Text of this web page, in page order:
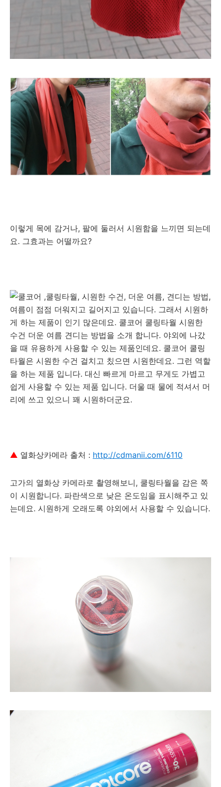
이렇게 목에 감거나, 팔에 둘러서 시원함을 느끼면 되는데
요. 그효과는 어떨까요?
▲ 열화상카메라 출처 : http://cdmanii.com/6110
고가의 열화상 카메라로 촬영해보니, 쿨링타월을 감은 쪽
이 시원합니다. 파란색으로 낮은 온도임을 표시해주고 있
는데요. 시원하게 오래도록 야외에서 사용할 수 있습니다.